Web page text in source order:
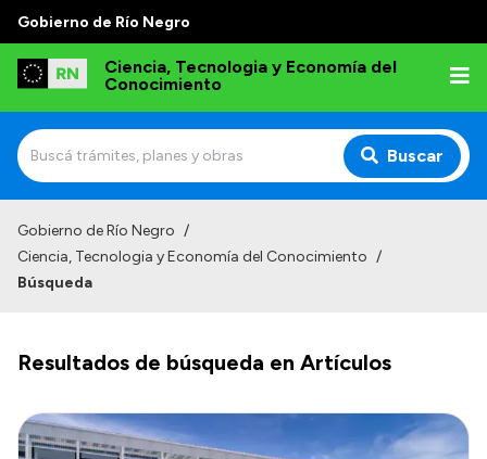
Gobierno de Río Negro
Ciencia, Tecnologia y Economía del
Conocimiento
Buscar
Institucional
Normativa
Transparencia
Gobierno de Río Negro /
Ciencia, Tecnologia y Economía del Conocimiento /
Búsqueda
Resultados de búsqueda en Artículos